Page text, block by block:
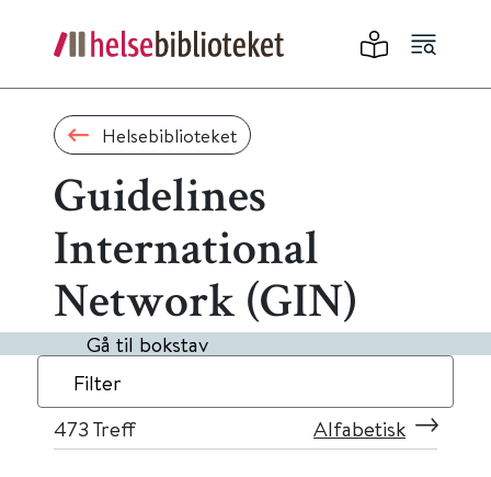
Helsebiblioteket
Guidelines
International
Network (GIN)
Gå til bokstav
Filter
473 Treff Alfabetisk